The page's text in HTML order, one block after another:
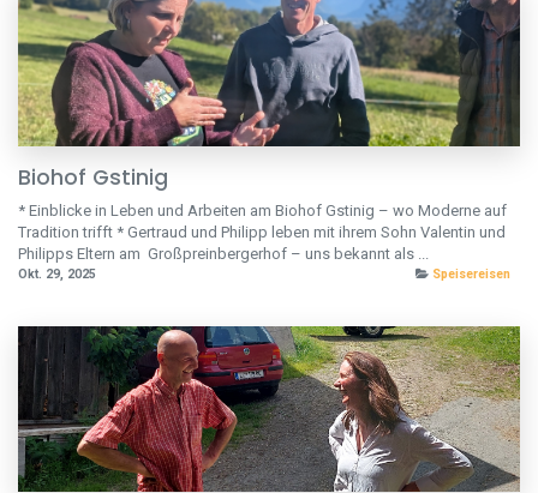
Biohof Gstinig
* Einblicke in Leben und Arbeiten am Biohof Gstinig – wo Moderne auf
Tradition trifft * Gertraud und Philipp leben mit ihrem Sohn Valentin und
Philipps Eltern am Großpreinbergerhof – uns bekannt als ...
Okt. 29, 2025 Speisereisen